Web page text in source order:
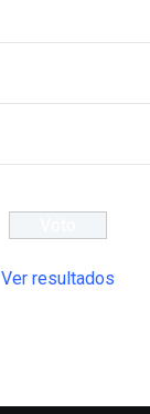
Ver resultados